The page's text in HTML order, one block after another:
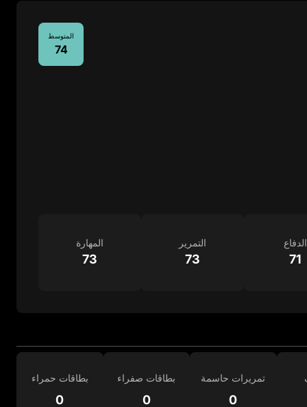
المتوسط
74
الدفاع
71
التمرير
73
المهارة
73
تمريرات حاسمة
0
بطاقات صفراء
0
بطاقات حمراء
0